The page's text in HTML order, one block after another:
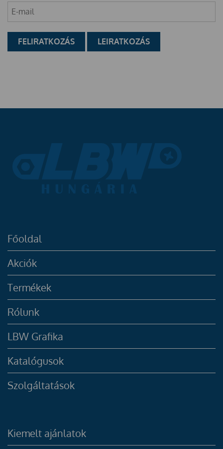
Főoldal
Akciók
Termékek
Rólunk
LBW Grafika
Katalógusok
Szolgáltatások
Kiemelt ajánlatok